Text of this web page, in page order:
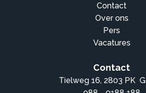
Contact
Over ons
Pers
Vacatures
Contact
Tielweg 16, 2803 PK